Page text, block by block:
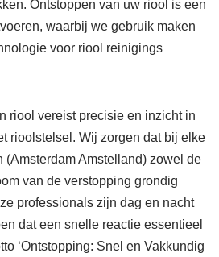
Ontstoppen van uw riool is een
waarbij we gebruik maken
voor riool reinigings
riool vereist precisie en inzicht in
rioolstelsel. Wij zorgen dat bij elke
(Amsterdam Amstelland) zowel de
van de verstopping grondig
professionals zijn dag en nacht
dat een snelle reactie essentieel
‘Ontstopping: Snel en Vakkundig